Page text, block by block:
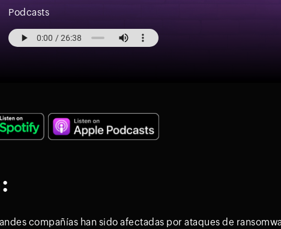
Podcasts
compañías han sido afectadas por ataques de